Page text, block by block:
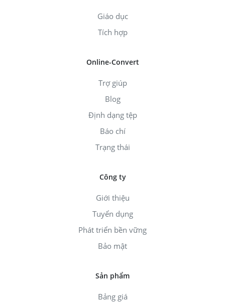
Giáo dục
Tích hợp
Online-Convert
Trợ giúp
Blog
Định dạng tệp
Báo chí
Trạng thái
Công ty
Giới thiệu
Tuyển dụng
Phát triển bền vững
Bảo mật
Sản phẩm
Bảng giá